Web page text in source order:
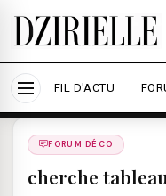
Nous utilisons des
expérience et
Accepter
FIL D'ACTU
Forums
FORUM DÉCO
cherche tableau